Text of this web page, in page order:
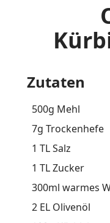
Zutaten
500g Mehl
7g Trockenhefe
1 TL Salz
1 TL Zucker
300ml warmes
2 EL Olivenöl